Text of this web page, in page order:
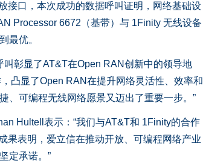
口，本次成功的数据呼叫证明，网络基础设
Processor 6672（基带）与 1Finity 无线设备
最优。
彰显了AT&T在Open RAN创新中的领导地
凸显了Open RAN在提升网络灵活性、效率和
、可编程无线网络愿景又迈出了重要一步。”
Hultell表示：“我们与AT&T和 1Finity的合作
果表明，爱立信在推动开放、可编程网络产业
定承诺。”